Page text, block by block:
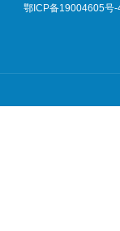
鄂ICP备19004605号-